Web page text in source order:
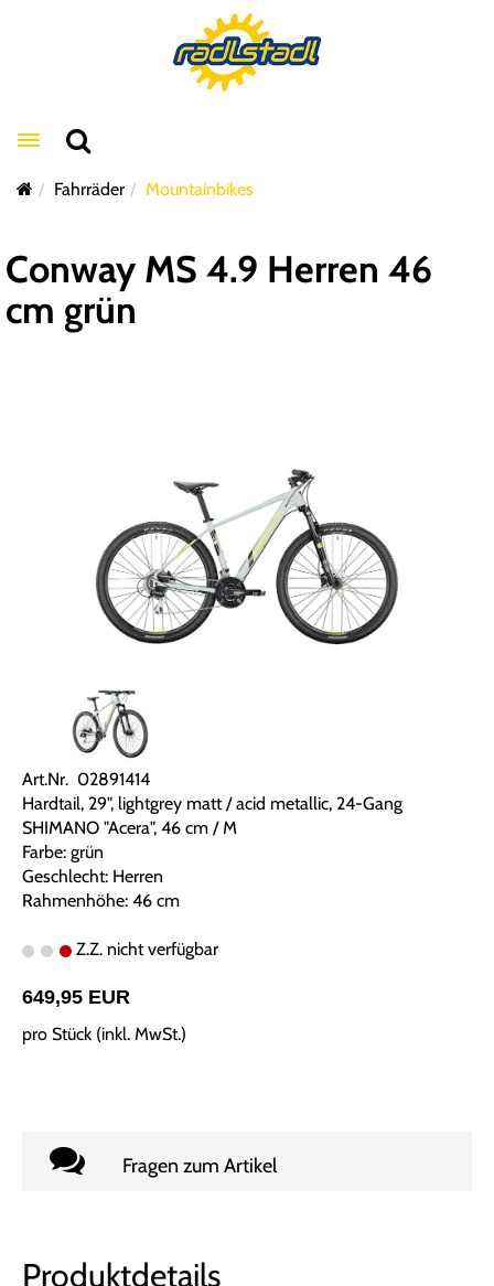
Toggle navigation
Fahrräder Mountainbikes
Conway MS 4.9 Herren 46
cm grün
Art.Nr. 02891414
Hardtail, 29", lightgrey matt / acid metallic, 24-Gang
SHIMANO "Acera", 46 cm / M
Farbe: grün
Geschlecht: Herren
Rahmenhöhe: 46 cm
Z.Z. nicht verfügbar
649,95 EUR
pro Stück (inkl. MwSt.)
Fragen zum Artikel
Produktdetails